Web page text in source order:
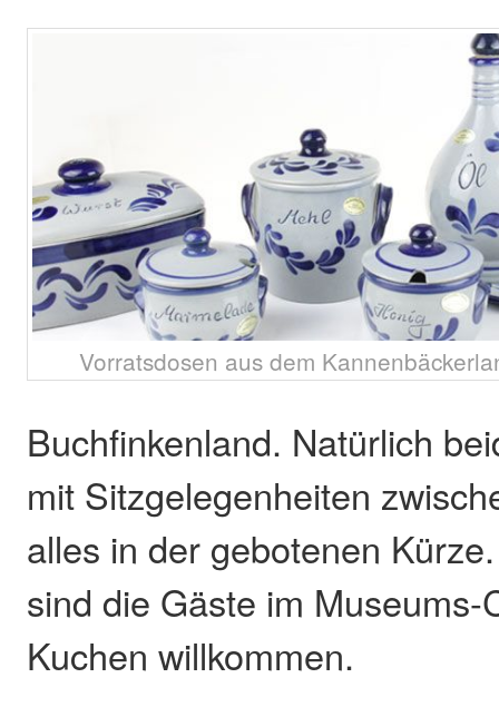
Vorratsdosen aus dem
Buchfinkenland. Natürlich
mit Sitzgelegenheiten
alles in der gebotenen
sind die Gäste im
Kuchen willkommen.